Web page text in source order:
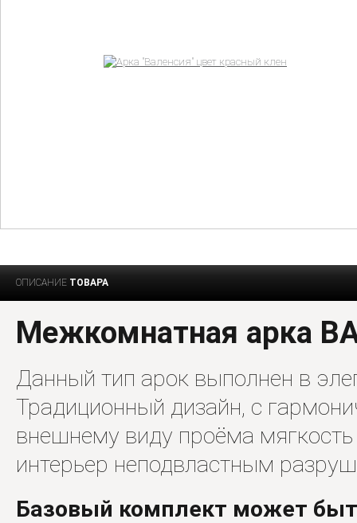
ОПИСАНИЕ ТОВАРА
Межкомнатная арка
Данный тип арок выполнен в
Традиционный дизайн, с
внешнему виду проёма
интерьер неподвластным
Базовый комплект может